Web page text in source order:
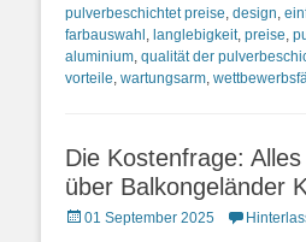
pulverbeschichtet preise, design,
farbauswahl , langlebigkeit, preise,
aluminium, qualität der
vorteile, wartungsarm,
Die Kostenfrage:
über Balkongeländer
Posted
01 September 2025